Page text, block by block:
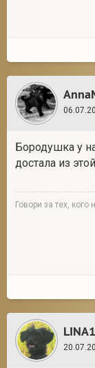
Бородушка у
достала из
Говори за тех, кого